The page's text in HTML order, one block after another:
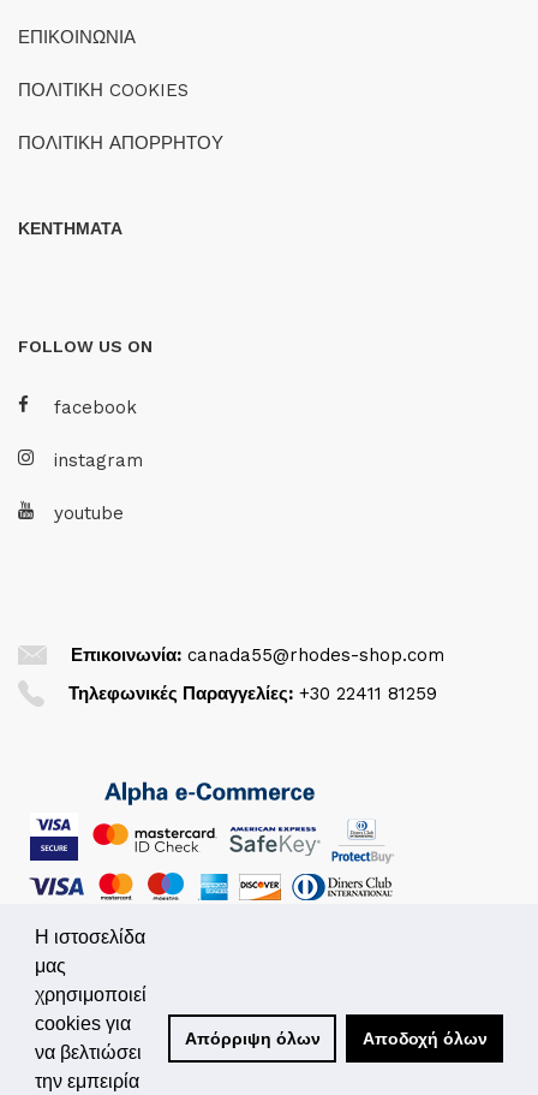
ΕΠΙΚΟΙΝΩΝΙΑ
ΠΟΛΙΤΙΚΗ COOKIES
ΠΟΛΙΤΙΚΗ ΑΠΟΡΡΗΤΟΥ
ΚΕΝΤΗΜΑΤΑ
FOLLOW US ON
facebook
instagram
youtube
Επικοινωνία: canada55@rhodes-shop.com
Τηλεφωνικές Παραγγελίες: +30 22411 81259
© 2026. All Rights Reserved
Powered by
Simplo.gr
Η ιστοσελίδα
μας
χρησιμοποιεί
cookies για
να βελτιώσει
την εμπειρία
Απόρριψη όλων Αποδοχή όλων